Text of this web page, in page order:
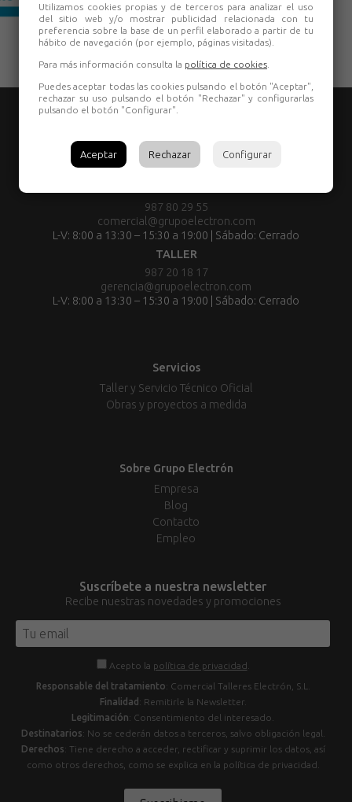
987 80 29 55
comercial@grupoelectron.com
L-V: 8:00 a 13:30 – 15:30 a 19:00 | Sábado: Cerrado
TALLER
987 20 18 17
gerencia@grupoelectron.com
L-V: 8:00 a 13:30 – 15:30 a 19:00 | Sábado: Cerrado
Servicios
Taller y Servicio Técnico Oficial
Obras y proyectos a medida
Sobre Grupo Electrón
Empresa
Blog
Contacto
Empleo
Suscríbete a nuestra newsletter
Recibe nuestras novedades y promociones
Acepto la política de privacidad
Responsable del tratamiento: Comercial Talleres Electrón, S.L.
Finalidad : Remitirle la Newsletter.
Legitimación: Consentimiento del interesado.
Destinatarios: No se cederán datos a terceros, salvo obligación legal.
Derechos: Tiene derecho a acceder, rectificar y suprimir los datos, así
como otros derechos, como se explica en la política de privacidad.
Utilizamos cookies propias y de terceros para analizar el uso
del sitio web y/o mostrar publicidad relacionada con tu
preferencia sobre la base de un perfil elaborado a partir de tu
hábito de navegación (por ejemplo, páginas visitadas).
Para más información consulta la política de cookies
Puedes aceptar todas las cookies pulsando el botón "Aceptar",
rechazar su uso pulsando el botón "Rechazar" y configurarlas
pulsando el botón "Configurar".
Aceptar Rechazar Configurar